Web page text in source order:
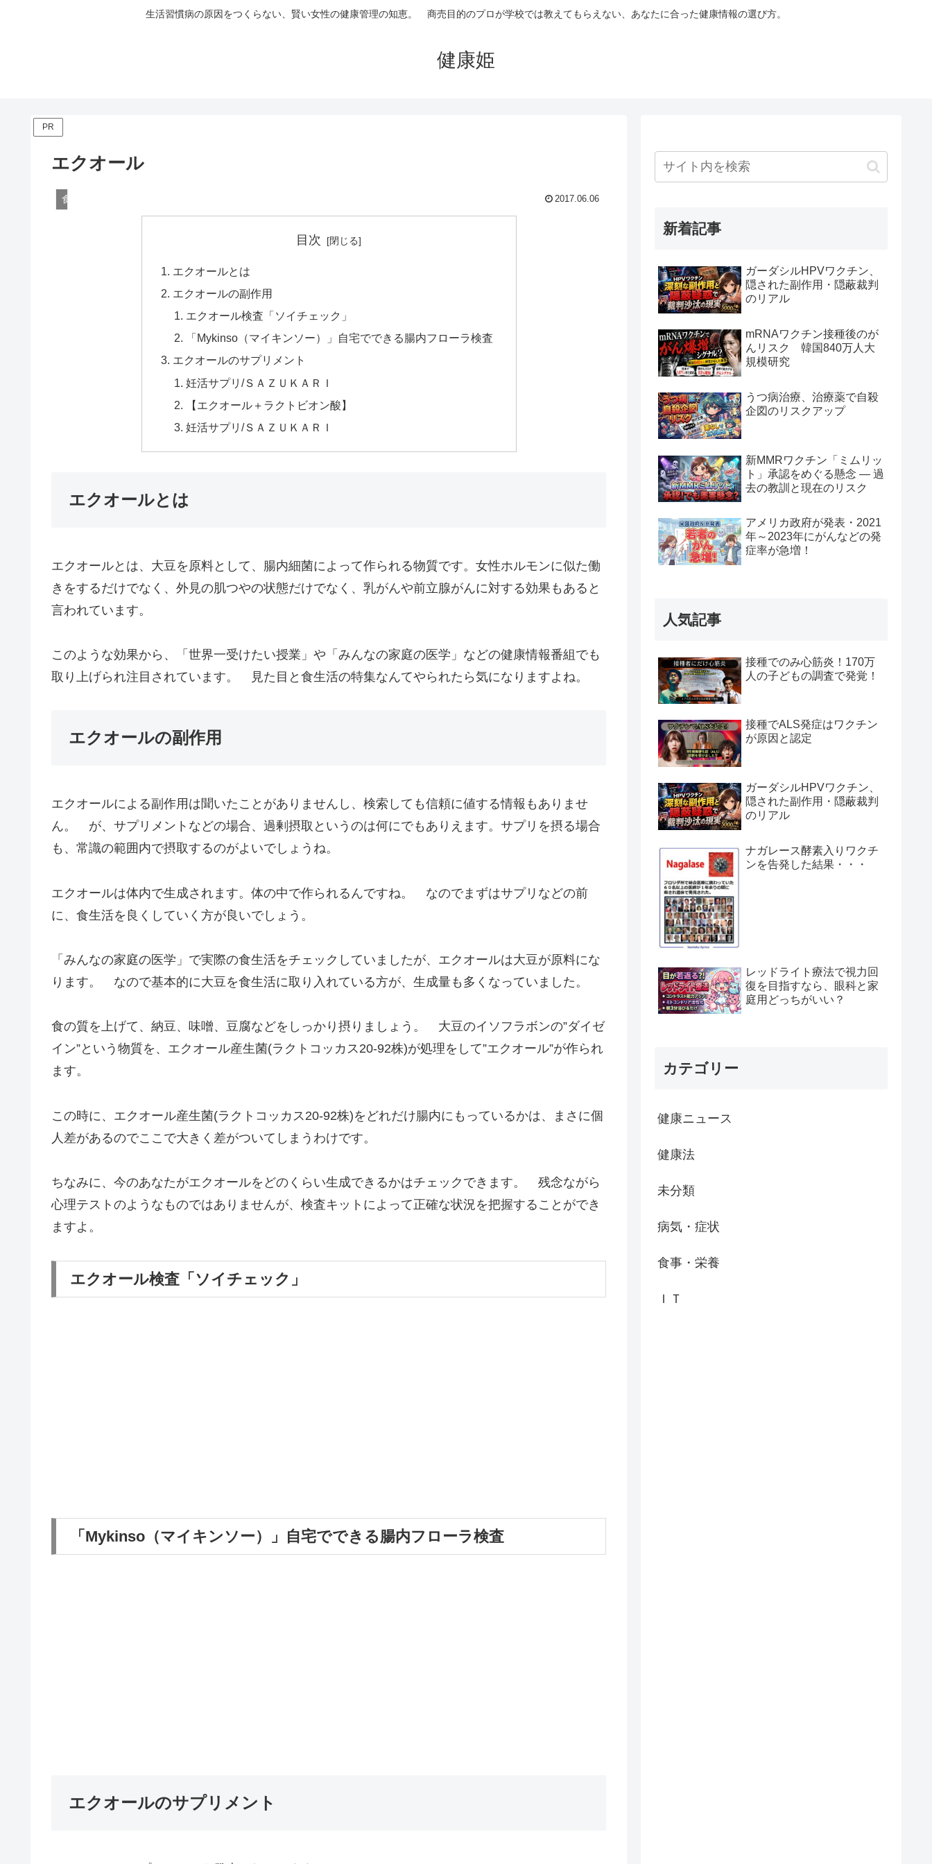
生活習慣病の原因をつくらない、賢い女性の健康管理の知恵。 商売目的のプロが学校では教えてもらえない、あなたに合った健康情報の選び方。
健康姫
PR
エクオール
食事・栄養 2017.06.06
目次
エクオールとは
エクオールの副作用
エクオール検査「ソイチェック」
「Mykinso（マイキンソー）」自宅でできる腸内フローラ検査
エクオールのサプリメント
妊活サプリ/ＳＡＺＵＫＡＲＩ
【エクオール＋ラクトビオン酸】
妊活サプリ/ＳＡＺＵＫＡＲＩ
エクオールとは
エクオールとは、大豆を原料として、腸内細菌によって作られる物質です。女性ホルモンに似た働
きをするだけでなく、外見の肌つやの状態だけでなく、乳がんや前立腺がんに対する効果もあると
言われています。
このような効果から、「世界一受けたい授業」や「みんなの家庭の医学」などの健康情報番組でも
取り上げられ注目されています。 見た目と食生活の特集なんてやられたら気になりますよね。
エクオールの副作用
エクオールによる副作用は聞いたことがありませんし、検索しても信頼に値する情報もありませ
ん。 が、サプリメントなどの場合、過剰摂取というのは何にでもありえます。サプリを摂る場合
も、常識の範囲内で摂取するのがよいでしょうね。
エクオールは体内で生成されます。体の中で作られるんですね。 なのでまずはサプリなどの前
に、食生活を良くしていく方が良いでしょう。
「みんなの家庭の医学」で実際の食生活をチェックしていましたが、エクオールは大豆が原料にな
ります。 なので基本的に大豆を食生活に取り入れている方が、生成量も多くなっていました。
食の質を上げて、納豆、味噌、豆腐などをしっかり摂りましょう。 大豆のイソフラボンの”ダイゼ
イン”という物質を、エクオール産生菌(ラクトコッカス20‐92株)が処理をして”エクオール”が作られ
ます。
この時に、エクオール産生菌(ラクトコッカス20‐92株)をどれだけ腸内にもっているかは、まさに個
人差があるのでここで大きく差がついてしまうわけです。
ちなみに、今のあなたがエクオールをどのくらい生成できるかはチェックできます。 残念ながら
心理テストのようなものではありませんが、検査キットによって正確な状況を把握することができ
ますよ。
エクオール検査「ソイチェック」
「Mykinso（マイキンソー）」自宅でできる腸内フローラ検査
エクオールのサプリメント
新着記事
ガーダシルHPVワクチン、
隠された副作用・隠蔽裁判
のリアル
mRNAワクチン接種後のが
んリスク 韓国840万人大
規模研究
うつ病治療、治療薬で自殺
企図のリスクアップ
新MMRワクチン「ミムリッ
ト」承認をめぐる懸念 — 過
去の教訓と現在のリスク
アメリカ政府が発表・2021
年～2023年にがんなどの発
症率が急増！
人気記事
接種でのみ心筋炎！170万
人の子どもの調査で発覚！
接種でALS発症はワクチン
が原因と認定
ガーダシルHPVワクチン、
隠された副作用・隠蔽裁判
のリアル
ナガレース酵素入りワクチ
ンを告発した結果・・・
レッドライト療法で視力回
復を目指すなら、眼科と家
庭用どっちがいい？
カテゴリー
健康ニュース
健康法
未分類
病気・症状
食事・栄養
ＩＴ